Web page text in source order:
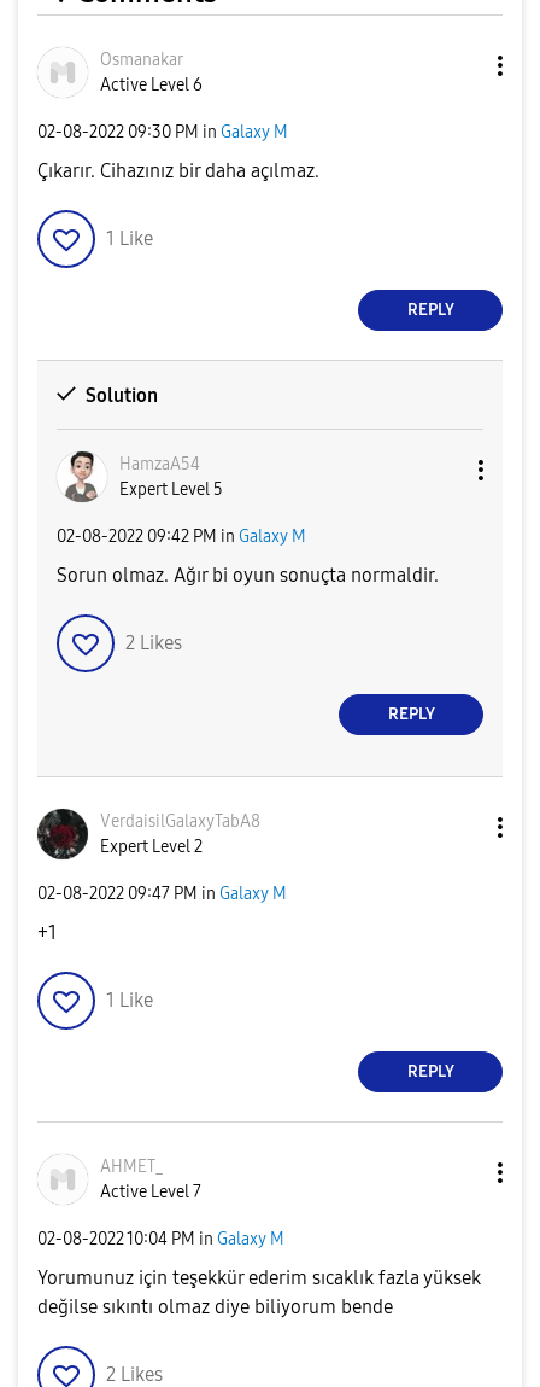
Osmanakar
Active Level 6
‎02-08-2022 09:30 PM in Galaxy M
Çıkarır. Cihazınız bir daha açılmaz.
1 Like
REPLY
Solution
HamzaA54
Expert Level 5
‎02-08-2022 09:42 PM in Galaxy M
Sorun olmaz. Ağır bi oyun sonuçta normaldir.
2 Likes
REPLY
VerdaisilGalaxyTabA8
Expert Level 2
‎02-08-2022 09:47 PM in Galaxy M
+1
1 Like
REPLY
AHMET_
Active Level 7
‎02-08-202210:04 PM in Galaxy M
Yorumunuz için teşekkür ederim sıcaklık fazla yüksek
değilse sıkıntı olmaz diye biliyorum bende
2 Likes